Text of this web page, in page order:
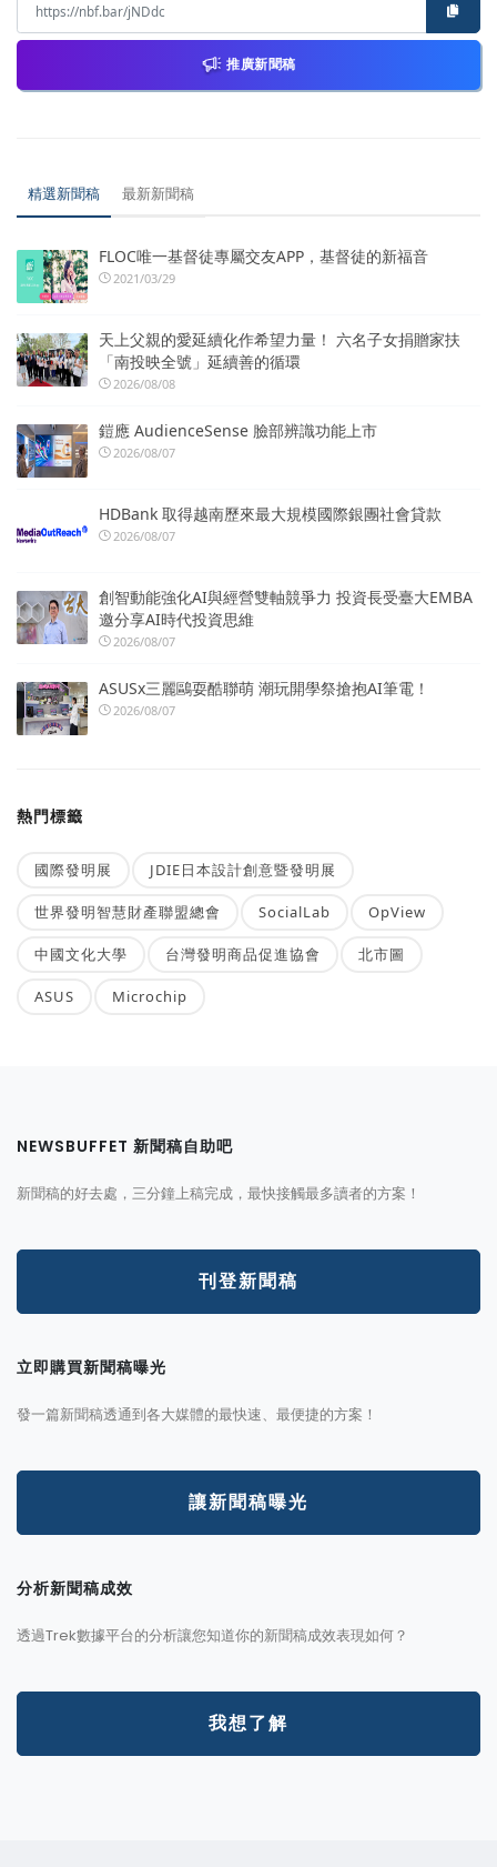
推廣新聞稿
精選新聞稿 最新新聞稿
FLOC唯一基督徒專屬交友APP，基督徒的新福音
2021/03/29
天上父親的愛延續化作希望力量！ 六名子女捐贈家扶
「南投映全號」延續善的循環
2026/08/08
鎧應 AudienceSense 臉部辨識功能上市
2026/08/07
HDBank 取得越南歷來最大規模國際銀團社會貸款
2026/08/07
創智動能強化AI與經營雙軸競爭力 投資長受臺大EMBA
邀分享AI時代投資思維
2026/08/07
ASUSx三麗鷗耍酷聯萌 潮玩開學祭搶抱AI筆電！
2026/08/07
熱門標籤
國際發明展 JDIE日本設計創意暨發明展
世界發明智慧財產聯盟總會 SocialLab OpView
中國文化大學 台灣發明商品促進協會 北市圖
ASUS Microchip
NEWSBUFFET 新聞稿自助吧
新聞稿的好去處，三分鐘上稿完成，最快接觸最多讀者的方案！
刊登新聞稿
立即購買新聞稿曝光
發一篇新聞稿透通到各大媒體的最快速、最便捷的方案！
讓新聞稿曝光
分析新聞稿成效
透過Trek數據平台的分析讓您知道你的新聞稿成效表現如何？
我想了解